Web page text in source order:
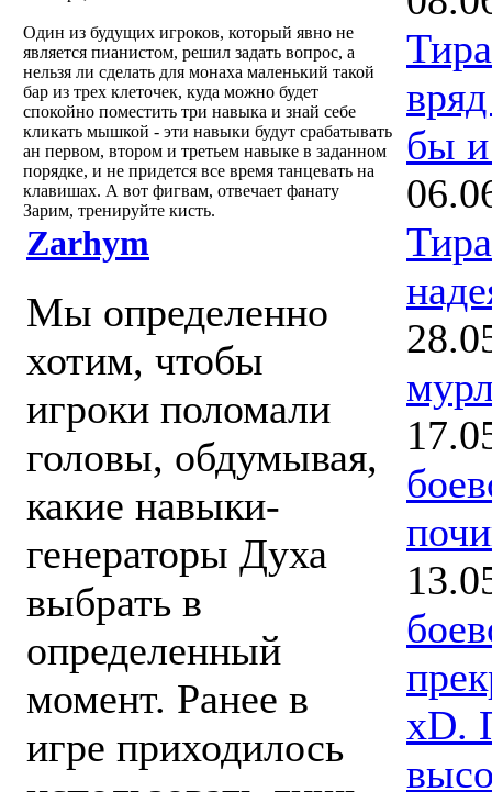
Один из будущих игроков, который явно не
является пианистом, решил задать вопрос, а
нельзя ли сделать для монаха маленький такой
бар из трех клеточек, куда можно будет
спокойно поместить три навыка и знай себе
кликать мышкой - эти навыки будут срабатывать
ан первом, втором и третьем навыке в заданном
порядке, и не придется все время танцевать на
клавишах. А вот фигвам, отвечает фанату
Зарим, тренируйте кисть.
Zarhym
Мы определенно
хотим, чтобы
игроки поломали
головы, обдумывая,
какие навыки-
генераторы Духа
выбрать в
определенный
момент. Ранее в
игре приходилось
бы и
xD.